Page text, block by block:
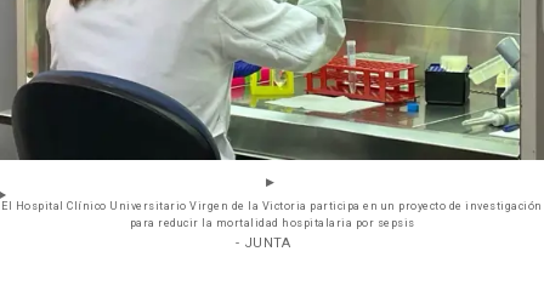
El Hospital Clínico Universitario Virgen de la Victoria participa en un proyecto de investigación
para reducir la mortalidad hospitalaria por sepsis
- JUNTA